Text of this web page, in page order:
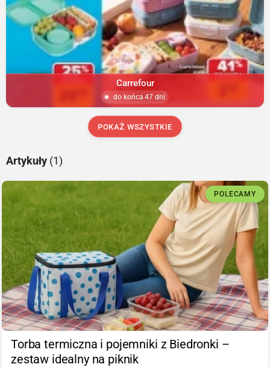
Carrefour
do końca 47 dni
POKAŻ WSZYSTKIE
Artykuły (1)
POLECAMY
Torba termiczna i pojemniki z Biedronki –
zestaw idealny na piknik